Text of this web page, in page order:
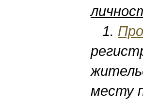
1.
месту